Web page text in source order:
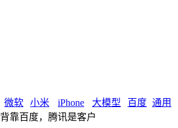
微软 小米 iPhone 大模型 百度 通用
靠百度，腾讯是客户